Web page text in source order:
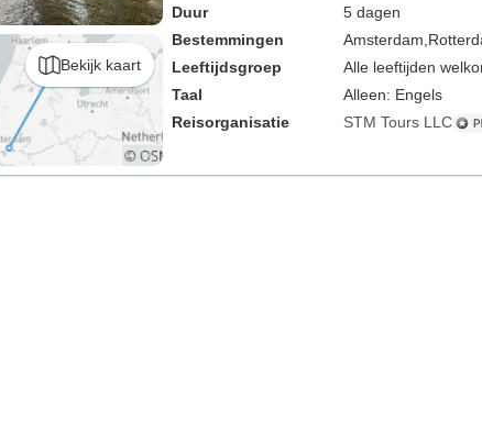
Bekijk kaart
Duur
5 dagen
Bestemmingen
Amsterdam,
Leeftijdsgroep
Alle leeftijden
Taal
Alleen: Engels
Reisorganisatie
STM Tours LLC